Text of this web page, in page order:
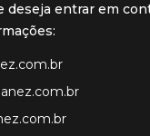
deseja entrar em